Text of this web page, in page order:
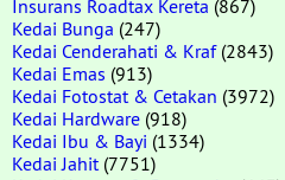
Insurans Roadtax Kereta (867)
Kedai Bunga (247)
Kedai Cenderahati & Kraf(2843)
Kedai Emas (913)
Kedai Fotostat & Cetakan (3972)
Kedai Hardware (918)
Kedai Ibu & Bayi (1334)
Kedai Jahit (7751)